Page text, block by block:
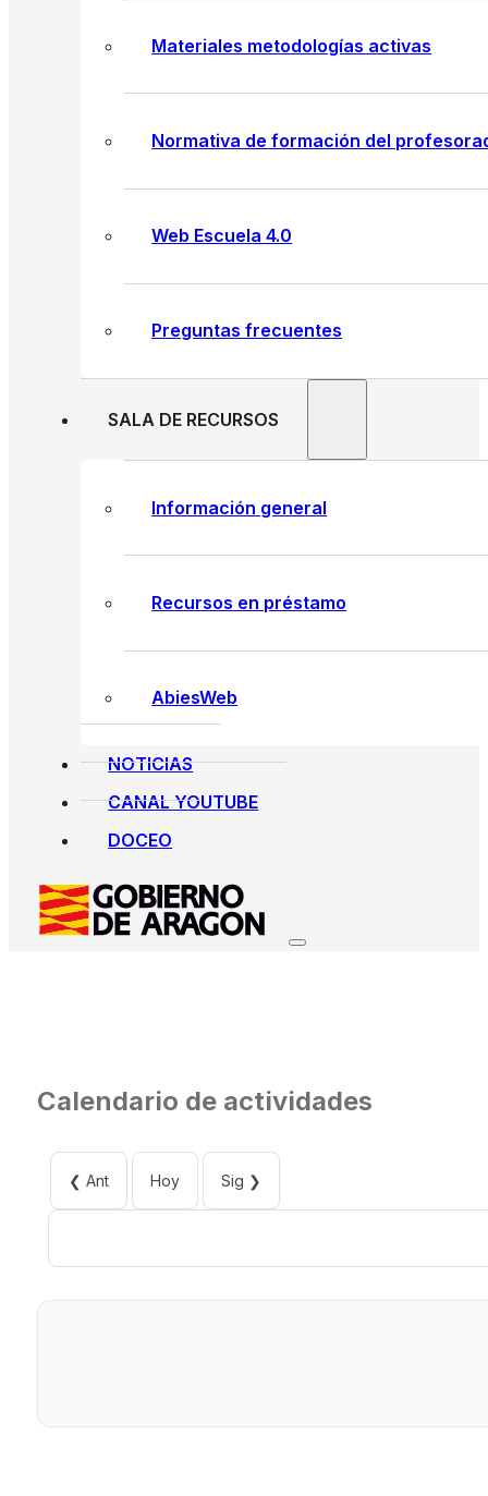
Materiales metodologías activas
Normativa de formación del
Web Escuela 4.0
Preguntas frecuentes
SALA DE RECURSOS
Información general
Recursos en préstamo
AbiesWeb
NOTICIAS
CANAL YOUTUBE
DOCEO
Calendario de actividades
❮ Ant Hoy Sig ❯